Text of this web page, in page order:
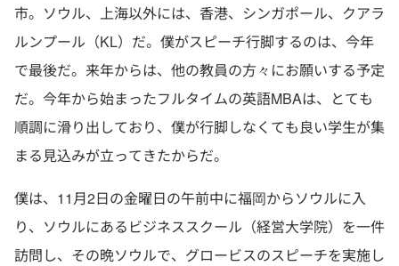
市。ソウル、上海以外には、香港、シンガポール、クアラ
ルンプール（KL）だ。僕がスピーチ行脚するのは、今年
で最後だ。来年からは、他の教員の方々にお願いする予定
だ。今年から始まったフルタイムの英語MBAは、とても
順調に滑り出しており、僕が行脚しなくても良い学生が集
まる見込みが立ってきたからだ。
僕は、11月2日の金曜日の午前中に福岡からソウルに入
り、ソウルにあるビジネススクール（経営大学院）を一件
訪問し、その晩ソウルで、グロービスのスピーチを実施し